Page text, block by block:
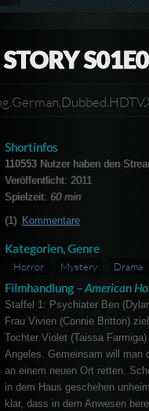
Shortinfos
110553Nutzer haben den
Veröffentlicht: 2011
Spielzeit: 60 min
(1) Kommentare
Kategorien, Genre
Horror Mystery Drama
Filmhandlung –American
Staffel 1: Psychiater Ben
Frau Vivien (Connie Britton)
Tochter Violet (Taissa
Angeles. Gemeinsam will man
an einem neuen Ort retten.
in dem Haus geschehen
klar, dass in dem Anwesen